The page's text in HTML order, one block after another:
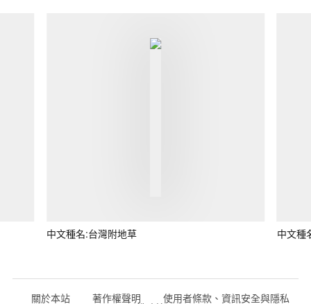
中文種名:台灣附地草 中文種
關於本站 著作權聲明 使用者條款、資訊安全與隱私